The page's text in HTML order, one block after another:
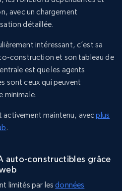
avec un chargement
détaillée.
intéressant, c’est sa
construction et son tableau de
est que les agents
sont ceux qui peuvent
minimale.
activement maintenu, avecplus
.
auto-constructibles grâce
limités par lesdonnées